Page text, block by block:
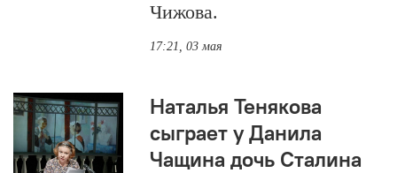
Чижова.
17:21, 03 мая
Наталья Тенякова
сыграет у Данила
Чащина дочь Сталина